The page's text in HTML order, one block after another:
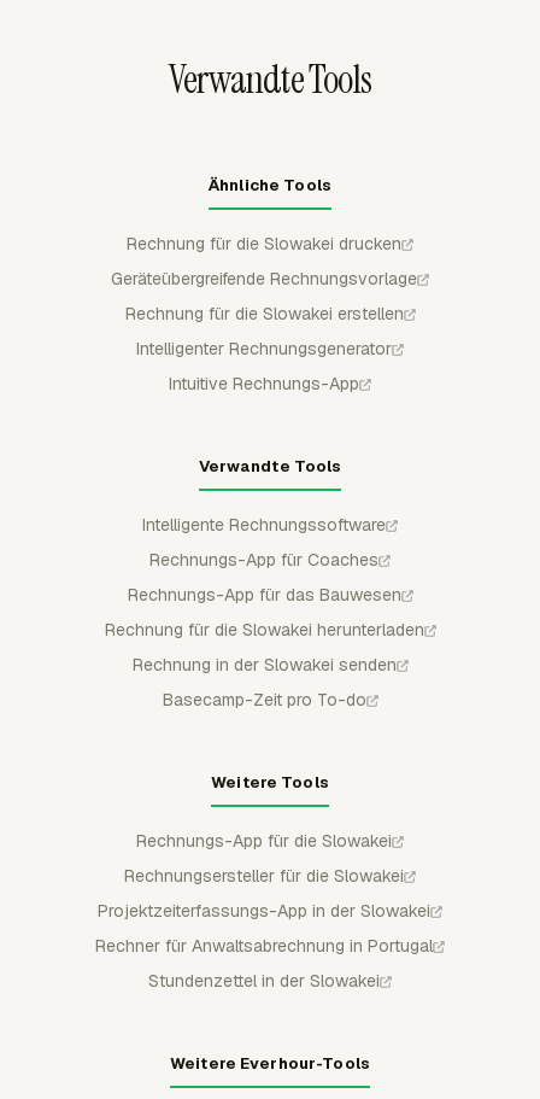
Kundenquittungen und Rechnungen mit saubereren
Verwandte Tools
Ähnliche Tools
Rechnung für die Slowakei drucken
Geräteübergreifende Rechnungsvorlage
Rechnung für die Slowakei erstellen
Intelligenter Rechnungsgenerator
Intuitive Rechnungs-App
Verwandte Tools
Intelligente Rechnungssoftware
Rechnungs-App für Coaches
Rechnungs-App für das Bauwesen
Rechnung für die Slowakei herunterladen
Rechnung in der Slowakei senden
Basecamp-Zeit pro To-do
Weitere Tools
Rechnungs-App für die Slowakei
Rechnungsersteller für die Slowakei
Projektzeiterfassungs-App in der Slowakei
Rechner für Anwaltsabrechnung in Portugal
Stundenzettel in der Slowakei
Weitere Everhour-Tools